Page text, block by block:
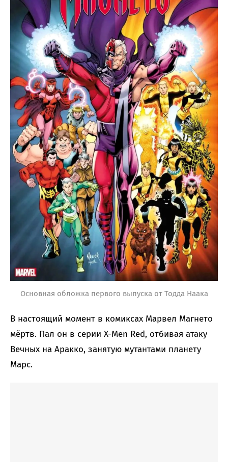
Основная обложка первого выпуска от Тодда Наака
В настоящий момент в комиксах Марвел Магнето
мёртв. Пал он в серии X-Men Red, отбивая атаку
Вечных на Аракко, занятую мутантами планету
Марс.